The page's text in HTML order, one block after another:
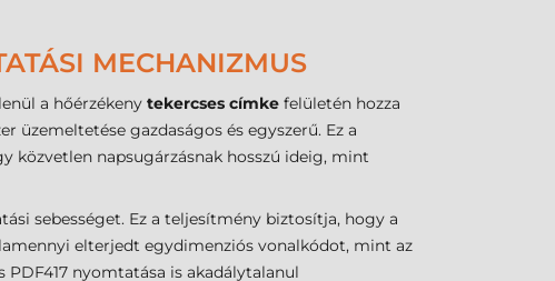
MECHANIZMUS
a hőérzékeny tekercses címke felületén hozza
üzemeltetése gazdaságos és egyszerű. Ez a
közvetlen napsugárzásnak hosszú ideig, mint
sebességet. Ez a teljesítmény biztosítja, hogy a
elterjedt egydimenziós vonalkódot, mint az
PDF417 nyomtatása is akadálytalanul